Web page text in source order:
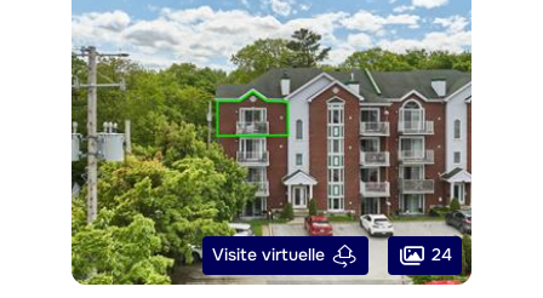
Visite virtuelle 24